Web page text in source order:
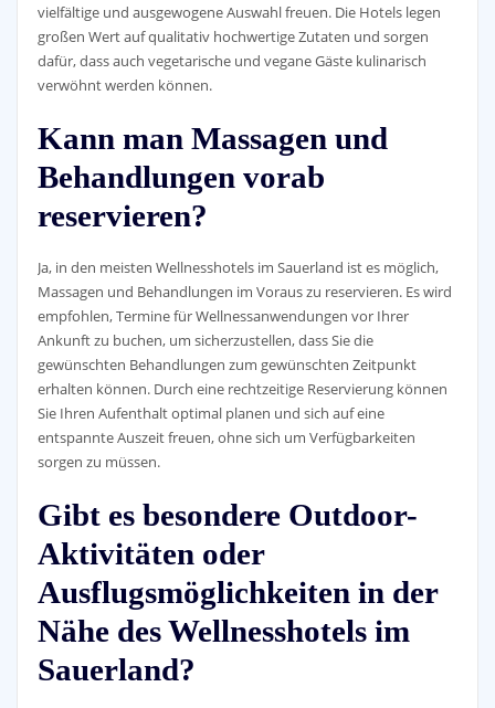
vielfältige und ausgewogene Auswahl freuen. Die Hotels legen
großen Wert auf qualitativ hochwertige Zutaten und sorgen
dafür, dass auch vegetarische und vegane Gäste kulinarisch
verwöhnt werden können.
Kann man Massagen und
Behandlungen vorab
reservieren?
Ja, in den meisten Wellnesshotels im Sauerland ist es möglich,
Massagen und Behandlungen im Voraus zu reservieren. Es wird
empfohlen, Termine für Wellnessanwendungen vor Ihrer
Ankunft zu buchen, um sicherzustellen, dass Sie die
gewünschten Behandlungen zum gewünschten Zeitpunkt
erhalten können. Durch eine rechtzeitige Reservierung können
Sie Ihren Aufenthalt optimal planen und sich auf eine
entspannte Auszeit freuen, ohne sich um Verfügbarkeiten
sorgen zu müssen.
Gibt es besondere Outdoor-
Aktivitäten oder
Ausflugsmöglichkeiten in der
Nähe des Wellnesshotels im
Sauerland?